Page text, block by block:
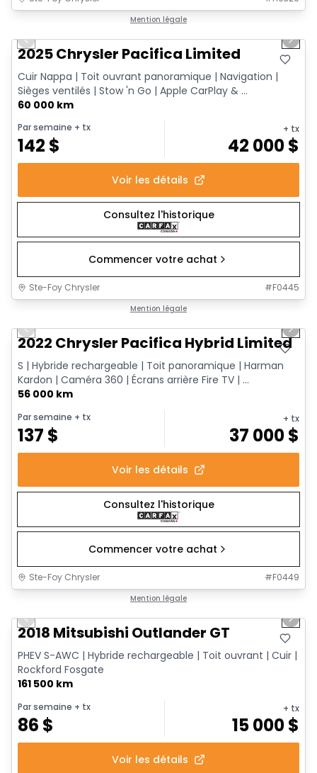
Mention légale
Previous slide Next
2025 Chrysler Pacifica Limited
Cuir Nappa | Toit ouvrant panoramique | Navigation |
Sièges ventilés | Stow 'n Go | Apple CarPlay & ...
60 000 km
Par semaine + tx
142 $
+ tx
42 000$
Voir les détails
Consultez l'historique
Commencer votre achat
Ste-Foy Chrysler #F0445
Mention légale
Previous slide Next
2022 Chrysler Pacifica Hybrid Limited
S | Hybride rechargeable | Toit panoramique | Harman
Kardon | Caméra 360 | Écrans arrière Fire TV | ...
56 000 km
Par semaine + tx
137 $
+ tx
37 000$
Voir les détails
Consultez l'historique
Commencer votre achat
Ste-Foy Chrysler #F0449
Mention légale
Previous slide Next
2018 Mitsubishi Outlander GT
PHEV S-AWC | Hybride rechargeable | Toit ouvrant | Cuir |
Rockford Fosgate
161 500 km
Par semaine + tx
86 $
+ tx
15 000$
Voir les détails